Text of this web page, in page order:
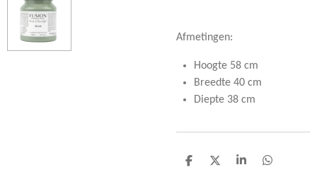
Afmetingen:
Hoogte 58 cm
Breedte 40 cm
Diepte 38 cm
D
D
S
D